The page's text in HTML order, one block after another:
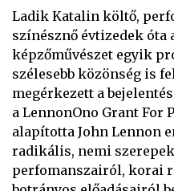
Ladik Katalin költő,
színésznő évtizedek óta
képzőművészet egyik
szélesebb közönség is
megérkezett a
a LennonOno Grant For
alapította John Lennon
radikális, nemi
perfomanszairól, korai